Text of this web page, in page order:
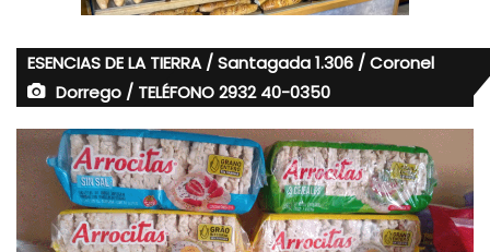
ESENCIAS DE LA TIERRA / Santagada 1.306 / Coronel
Dorrego / TELÉFONO 2932 40-0350